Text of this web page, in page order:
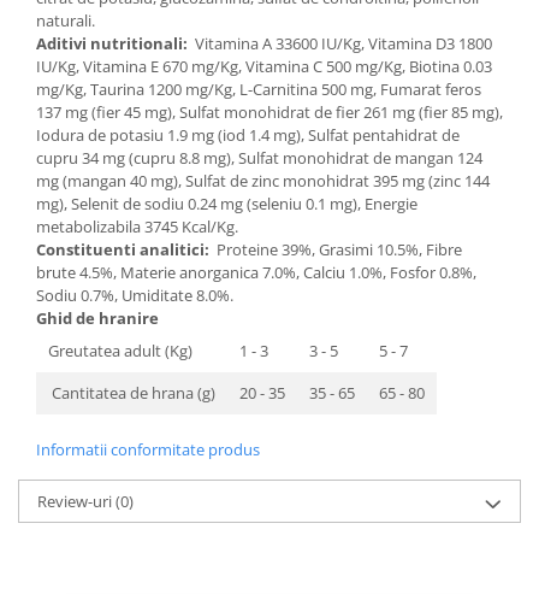
naturali.
Aditivi nutritionali: Vitamina A 33600 IU/Kg, Vitamina D3 1800
IU/Kg, Vitamina E 670 mg/Kg, Vitamina C 500 mg/Kg, Biotina 0.03
mg/Kg, Taurina 1200 mg/Kg, L-Carnitina 500 mg, Fumarat feros
137 mg (fier 45 mg), Sulfat monohidrat de fier 261 mg (fier 85 mg),
Iodura de potasiu 1.9 mg (iod 1.4 mg), Sulfat pentahidrat de
cupru 34 mg (cupru 8.8 mg), Sulfat monohidrat de mangan 124
mg (mangan 40 mg), Sulfat de zinc monohidrat 395 mg (zinc 144
mg), Selenit de sodiu 0.24 mg (seleniu 0.1 mg), Energie
metabolizabila 3745 Kcal/Kg.
Constituenti analitici: Proteine 39%, Grasimi 10.5%, Fibre
brute 4.5%, Materie anorganica 7.0%, Calciu 1.0%, Fosfor 0.8%,
Sodiu 0.7%, Umiditate 8.0%.
Ghid de hranire
Greutatea adult (Kg)
1 - 3 3 - 5
5 - 7
Cantitatea de hrana (g)
20 - 35 35 - 65 65 - 80
Informatii conformitate produs
Review-uri(0)